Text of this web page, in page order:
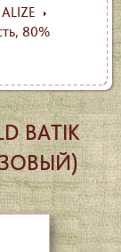
80%
BATIK